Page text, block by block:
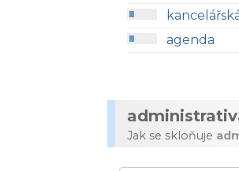
agenda
Jak se skloňuje